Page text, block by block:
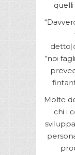
quelli
“noi
Molte
chi i